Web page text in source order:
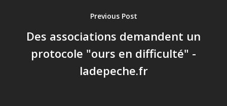
Previous Post
Des associations demandent un
protocole "ours en difficulté" -
ladepeche.fr